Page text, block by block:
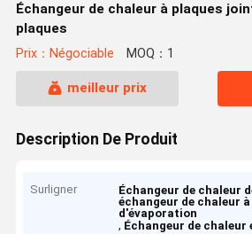
Échangeur de chaleur à plaques
plaques
Prix：Négociable MOQ：1
meilleur prix
Description De Produit
Surligner Échangeur de chaleur
échangeur de chaleur
d'évaporation
, Échangeur de chaleur